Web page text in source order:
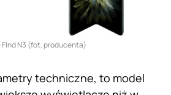
FInd N3 (fot. producenta)
techniczne, to model